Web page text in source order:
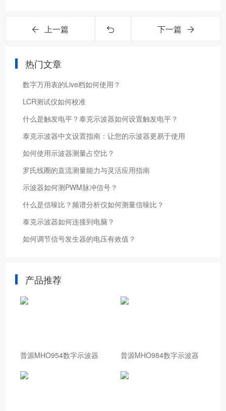
上一篇 下一篇
热门文章
数字万用表的Live档如何使用？
LCR测试仪如何校准
什么是触发电平？泰克示波器如何设置触发电平？
泰克示波器中文设置指南：让您的示波器更易于使用
如何使用示波器测量占空比？
罗氏线圈的直流测量能力与灵活应用指南
示波器如何测PWM脉冲信号？
什么是信噪比？频谱分析仪如何测量信噪比？
泰克示波器如何连接到电脑？
如何调节信号发生器的电压有效值？
产品推荐
普源MHO954数字示波器 普源MHO984数字示波器